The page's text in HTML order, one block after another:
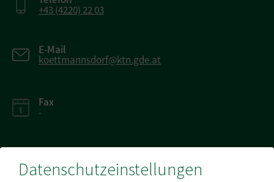
+43 (4220) 22 03
E-Mail
koettmannsdorf@ktn.gde.at
Fax
-
Datenschutzeinstellungen